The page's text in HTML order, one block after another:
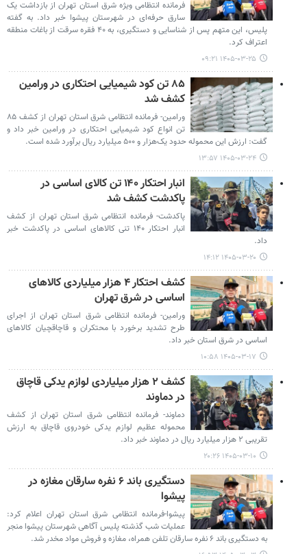
فرمانده انتظامی ویژه شرق استان تهران از بازداشت یک
سارق حرفه‌ای در شهرستان پیشوا خبر داد. به گفته
پلیس، این متهم پس از شناسایی و دستگیری، به ۴۰ فقره سرقت از باغات منطقه
اعتراف کرد.
۱۴۰۵-۰۳-۲۵ ۰۹:۲۱
۸۵ تن کود شیمیایی احتکاری در ورامین
کشف شد
ورامین- فرمانده انتظامی شرق استان تهران از کشف ۸۵
تن انواع کود شیمیایی احتکاری در ورامین خبر داد و
گفت: ارزش این محموله حدود یک‌هزار و ۵۰۰ میلیارد ریال برآورد شده است.
۱۴۰۵-۰۳-۲۴ ۱۳:۵۷
انبار احتکار ۱۴۰ تن کالای اساسی در
پاکدشت کشف شد
پاکدشت- فرمانده انتظامی شرق استان تهران از کشف
انبار احتکار ۱۴۰ تنی کالاهای اساسی در پاکدشت خبر
داد.
۱۴۰۵-۰۳-۲۰ ۱۴:۱۲
کشف احتکار ۴ هزار میلیاردی کالاهای
اساسی در شرق تهران
ورامین- فرمانده انتظامی شرق استان تهران از اجرای
طرح تشدید برخورد با محتکران و قاچاقچیان کالاهای
اساسی در شرق استان خبر داد.
۱۴۰۵-۰۳-۱۷ ۱۰:۵۸
کشف ۲ هزار میلیاردی لوازم یدکی قاچاق
در دماوند
دماوند- فرمانده انتظامی شرق استان تهران از کشف
محموله عظیم لوازم یدکی خودروی قاچاق به ارزش
تقریبی ۲ هزار میلیارد ریال در دماوند خبر داد.
۱۴۰۵-۰۳-۱۰ ۲۰:۲۶
دستگیری باند ۶ نفره سارقان مغازه در
پیشوا
پیشوا-فرمانده انتظامی شرق استان تهران اعلام کرد:
عملیات شب گذشته پلیس آگاهی شهرستان پیشوا منجر
به دستگیری باند ۶ نفره سارقان تلفن همراه، مغازه و فروش مواد مخدر شد.